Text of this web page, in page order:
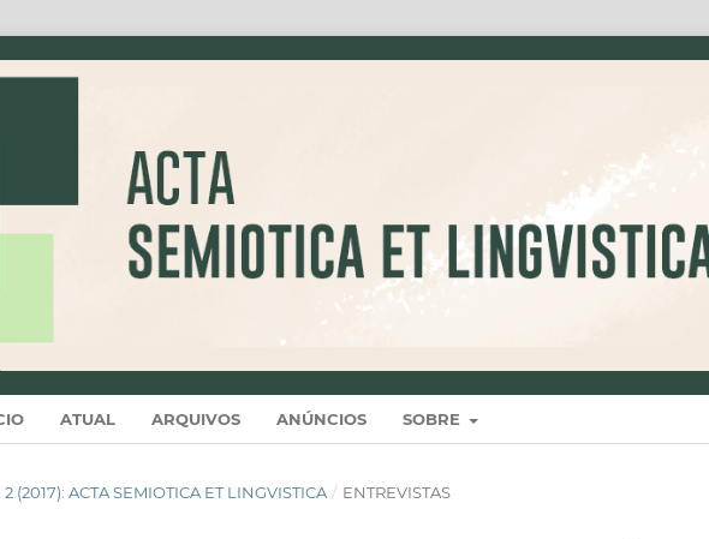
ATUAL ARQUIVOS ANÚNCIOS SOBRE
2 (2017): ACTA SEMIOTICA ET LINGVISTICA / ENTREVISTAS